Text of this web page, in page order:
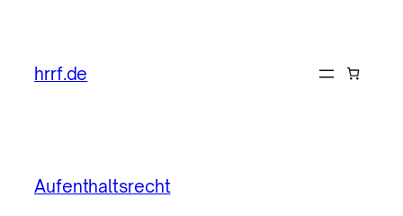
hrrf.de
Aufenthaltsrecht